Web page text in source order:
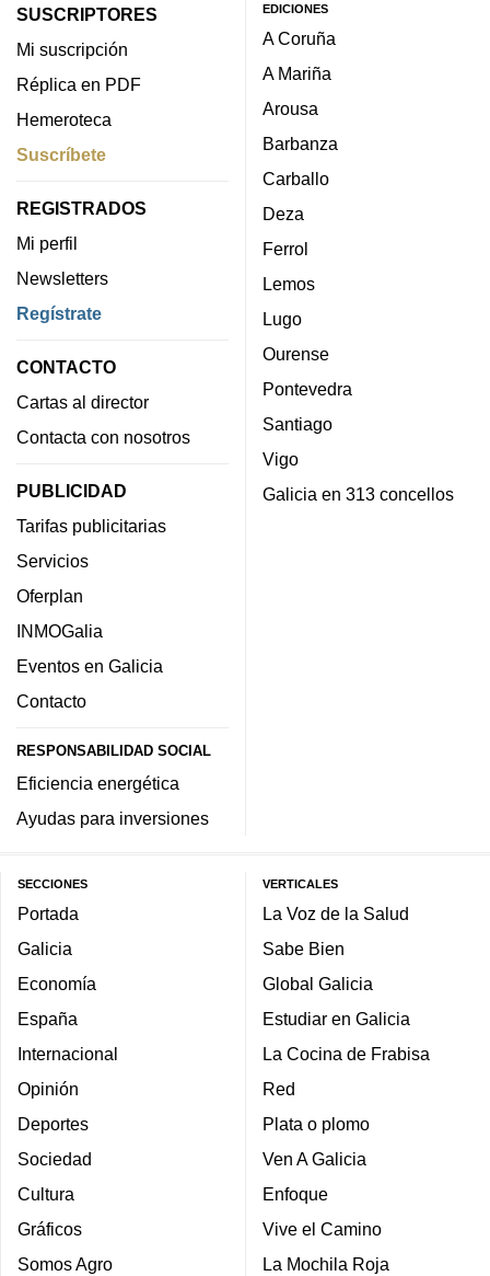
SUSCRIPTORES
Mi suscripción
Réplica en PDF
Hemeroteca
Suscríbete
REGISTRADOS
Mi perfil
Newsletters
Regístrate
CONTACTO
Cartas al director
Contacta con nosotros
PUBLICIDAD
Tarifas publicitarias
Servicios
Oferplan
INMOGalia
Eventos en Galicia
Contacto
RESPONSABILIDAD SOCIAL
Eficiencia energética
Ayudas para inversiones
EDICIONES
A Coruña
A Mariña
Arousa
Barbanza
Carballo
Deza
Ferrol
Lemos
Lugo
Ourense
Pontevedra
Santiago
Vigo
Galicia en 313 concellos
SECCIONES
Portada
Galicia
Economía
España
Internacional
Opinión
Deportes
Sociedad
Cultura
Gráficos
Somos Agro
VERTICALES
La Voz de la Salud
Sabe Bien
Global Galicia
Estudiar en Galicia
La Cocina de Frabisa
Red
Plata o plomo
Ven A Galicia
Enfoque
Vive el Camino
La Mochila Roja